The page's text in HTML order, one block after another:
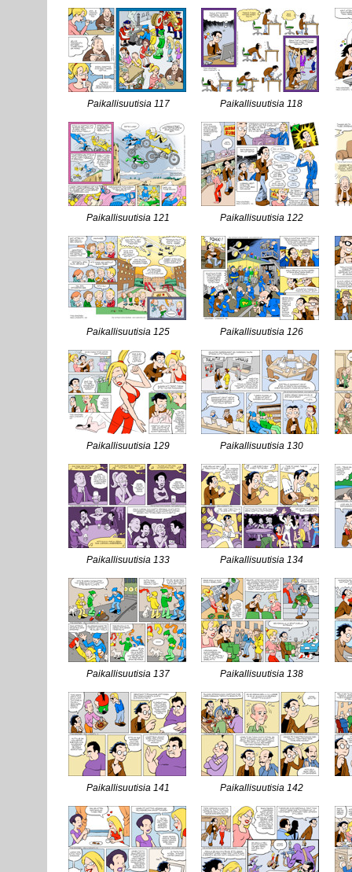
Paikallisuutisia 117 Paikallisuutisia 118
Paikallisuutisia 121 Paikallisuutisia 122
Paikallisuutisia 125 Paikallisuutisia 126
Paikallisuutisia 129 Paikallisuutisia 130
Paikallisuutisia 133 Paikallisuutisia 134
Paikallisuutisia 137 Paikallisuutisia 138
Paikallisuutisia 141 Paikallisuutisia 142